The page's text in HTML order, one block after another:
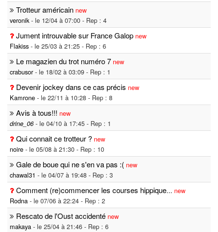
Trotteur américain new
veronik- le 12/04 à 07:00 - Rep : 4
Jument introuvable sur France Galop new
Flakiss - le 25/03 à 21:25 - Rep : 6
Le magazien du trot numéro 7 new
crabusor - le 18/02 à 03:09 - Rep : 1
Devenir jockey dans ce cas précis new
Kamrone - le 22/11 à 10:28 - Rep : 8
Avis à tous!!! new
drine_06 - le 04/10 à 17:45 - Rep : 1
Qui connait ce trotteur ? new
noire - le 05/08 à 21:30 - Rep : 10
Gale de boue qui ne s'en va pas :( new
chawal31 - le 04/07 à 19:48 - Rep : 3
Comment (re)commencer les courses hippique... new
Rodna - le 07/06 à 22:24 - Rep : 2
Rescato de l'Oust accidenté new
makaya - le 25/04 à 21:46 - Rep : 6